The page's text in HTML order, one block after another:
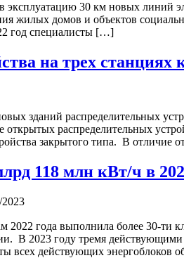
30 км новых линий
домов и объектов
год специалисты […]
на трех
зданий распределительных
открытых распределительных
закрытого типа. В отличие
118 млн кВт/ч в
2023
2022 года выполнила более 30-
В 2023 году тремя
всех действующих